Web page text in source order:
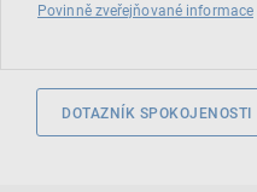
Povinně zveřejňované informace
DOTAZNÍK SPOKOJENOSTI